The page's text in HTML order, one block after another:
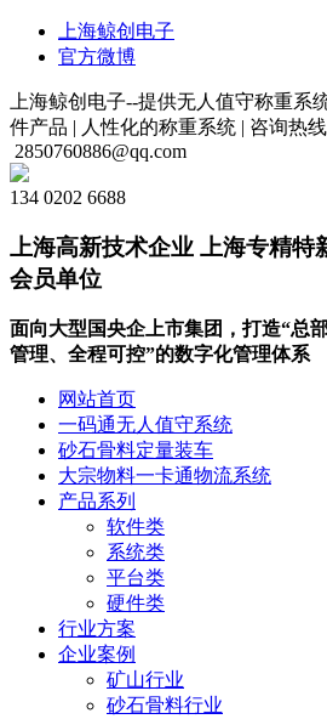
上海鲸创电子
官方微博
上海鲸创电子--提供无人值守称重系
件产品 | 人性化的称重系统 | 咨询热
2850760886@qq.com
134 0202 6688
上海高新技术企业 上海专精特
会员单位
面向大型国央企上市集团，打造“总
管理、全程可控”的数字化管理体系
网站首页
一码通无人值守系统
砂石骨料定量装车
大宗物料一卡通物流系统
产品系列
软件类
系统类
平台类
硬件类
行业方案
企业案例
矿山行业
砂石骨料行业